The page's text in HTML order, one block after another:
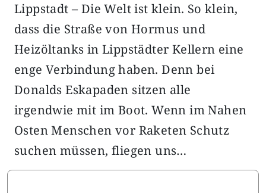
Lippstadt – Die Welt ist klein. So klein,
dass die Straße von Hormus und
Heizöltanks in Lippstädter Kellern eine
enge Verbindung haben. Denn bei
Donalds Eskapaden sitzen alle
irgendwie mit im Boot. Wenn im Nahen
Osten Menschen vor Raketen Schutz
suchen müssen, fliegen uns…